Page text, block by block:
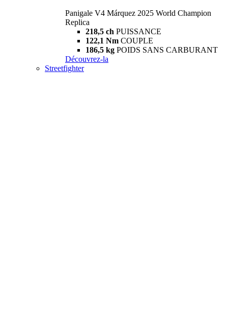
Panigale V4 Márquez 2025 World Champion
Replica
218,5 ch PUISSANCE
122,1 Nm COUPLE
186,5 kg POIDS SANS CARBURANT
Découvrez-la
Streetfighter